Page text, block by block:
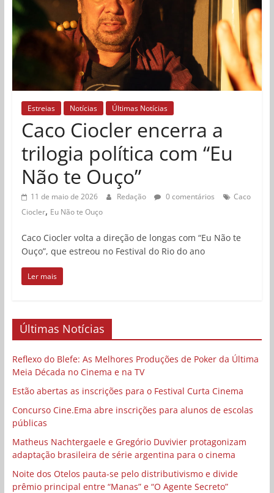
Estreias Notícias Últimas Notícias
Caco Ciocler encerra a
trilogia política com “Eu
Não te Ouço”
11 de maio de 2026 Redação 0 comentários
Caco
Ciocler, Eu Não te Ouço
Caco Ciocler volta a direção de longas com “Eu Não te
Ouço”, que estreou no Festival do Rio do ano
Ler mais
Últimas Notícias
Reflexo do Blefe: As Melhores Produções de Poker da Última
Meia Década no Cinema e na TV
Estão abertas as inscrições para o Festival Curta Cinema
Concurso Cine.Ema abre inscrições para alunos de escolas
públicas
Matheus Nachtergaele e Gregório Duvivier protagonizam
adaptação brasileira de série argentina para o cinema
Noite dos Otelos pauta-se pelo distributivismo e divide
prêmio principal entre “Manas” e “O Agente Secreto”